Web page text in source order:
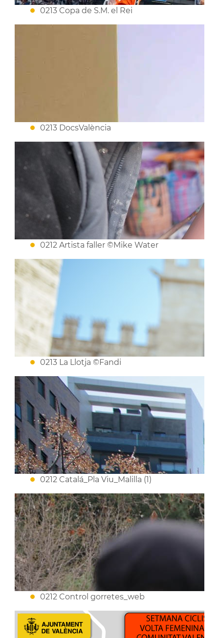
0213 Copa de S.M. el Rei
0213 DocsValència
0212 Artista faller ©Mike Water
0213 La Llotja ©Fandi
0212 Catalá_Pla Viu_Malilla (1)
0212 Control gorretes_web